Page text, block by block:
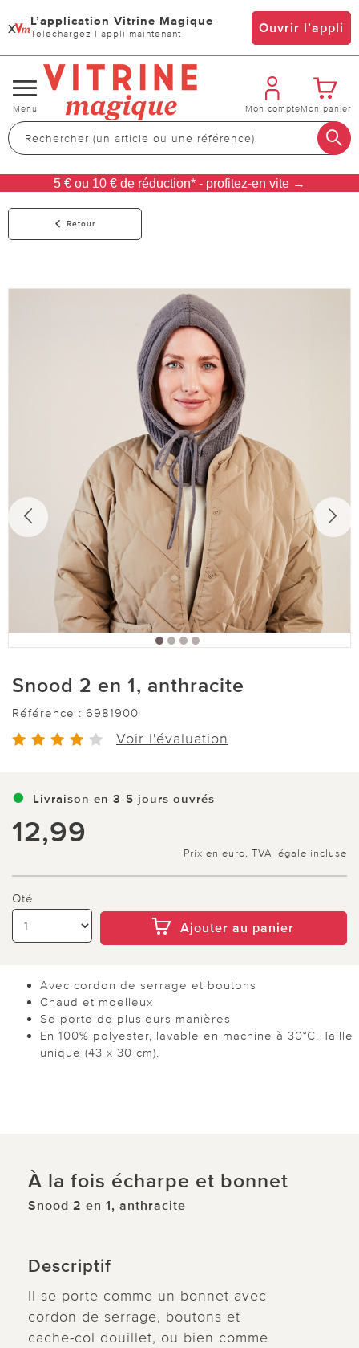
x L’application Vitrine Magique
Téléchargez l’appli maintenant Ouvrir l’appli
Changer
de
navigation
Menu Mon compteMon panier
5 € ou 10 € de réduction* - profitez-en vite →
Retour
Snood 2 en 1, anthracite
Référence : 6981900
Voir l'évaluation
Livraison en 3-5 jours ouvrés
12,99
Prix en euro, TVA légale incluse
Qté
Ajouter au panier
Avec cordon de serrage et boutons
Chaud et moelleux
Se porte de plusieurs manières
En 100% polyester, lavable en machine à 30°C. Taille
unique (43 x 30 cm).
À la fois écharpe et bonnet
Snood 2 en 1, anthracite
Descriptif
Il se porte comme un bonnet avec
cordon de serrage, boutons et
cache-col douillet, ou bien comme